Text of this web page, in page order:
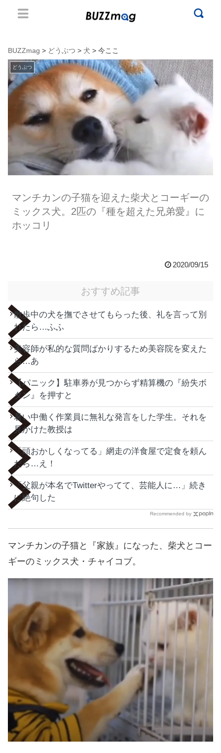
BUZZmag > どうぶつ > 犬 > 今ここ
どうぶつ
マンチカンの子猫を迎えた柴犬とコーギーの
ミックス犬。2匹の『種を超えた兄弟愛』に
ホッコリ
2020/09/15
おすすめ記事
散歩中の犬を撫でさせてもらった後、礼を言って別
れたら…ふふ
美容師が私的な質問ばかりするため美容院を変えた
ら…あ
【パニック】駐車券が見つからず精算機の『紛失ボ
タン』を押すと
暑い中働く作業員に無礼な発言をした学生。それを
見かけた教授は
「頭おかしくなってる」網走の洋食屋で定食を頼ん
だら…え！
「父親が本名でTwitterやってて、芸能人に…」続き
に絶句した
Recommended by
マンチカンの子猫と『家族』になった、柴犬とコー
ギーのミックス犬・チャイコブ。